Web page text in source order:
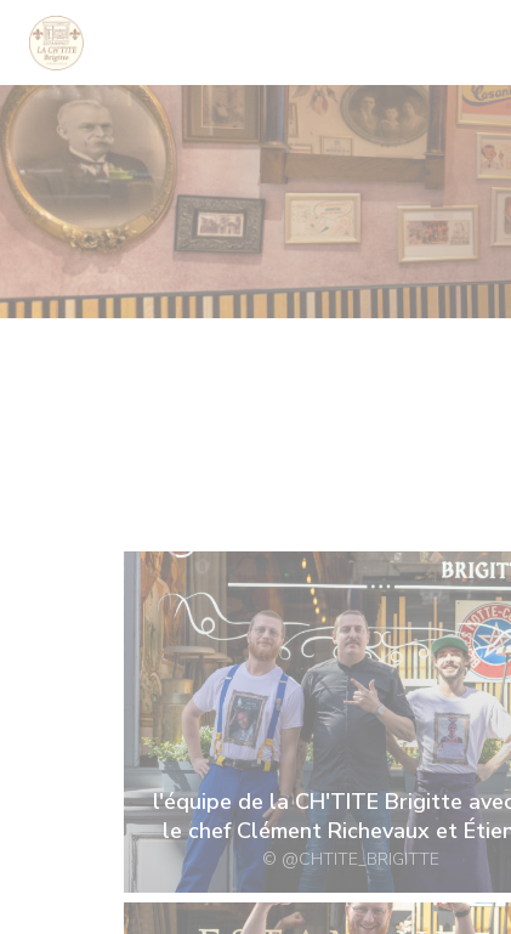
Personnalisation de vos choix en matière de cookies
l'équipe de la CH'TITE Brigitte
le chef Clément Richevaux et
© @CHTITE_BRIGITTE